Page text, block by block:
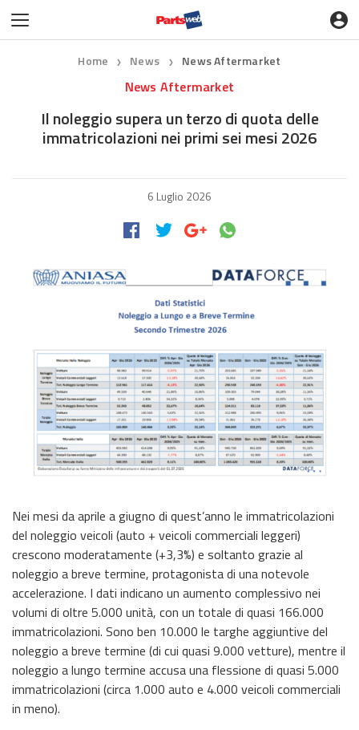
Home ❯ News ❯ News Aftermarket
News Aftermarket
Il noleggio supera un terzo di quota delle
immatricolazioni nei primi sei mesi 2026
6 Luglio 2026
Nei mesi da aprile a giugno di quest’anno le immatricolazioni
del noleggio veicoli (auto + veicoli commerciali leggeri)
crescono moderatamente (+3,3%) e soltanto grazie al
noleggio a breve termine, protagonista di una notevole
accelerazione. I dati indicano un aumento complessivo nei
volumi di oltre 5.000 unità, con un totale di quasi 166.000
immatricolazioni. Sono ben 10.000 le targhe aggiuntive del
noleggio a breve termine (di cui quasi 9.000 vetture), mentre il
noleggio a lungo termine accusa una flessione di quasi 5.000
immatricolazioni (circa 1.000 auto e 4.000 veicoli commerciali
in meno).